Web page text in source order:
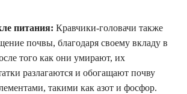
питания: Кравчики-головачи также
почвы, благодаря своему вкладу в
того как они умирают, их
разлагаются и обогащают почву
такими как азот и фосфор.